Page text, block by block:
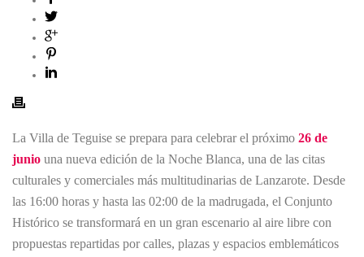
La Villa de Teguise se prepara para celebrar el próximo 26 de
junio una nueva edición de la Noche Blanca, una de las citas
culturales y comerciales más multitudinarias de Lanzarote. Desde
las 16:00 horas y hasta las 02:00 de la madrugada, el Conjunto
Histórico se transformará en un gran escenario al aire libre con
propuestas repartidas por calles, plazas y espacios emblemáticos